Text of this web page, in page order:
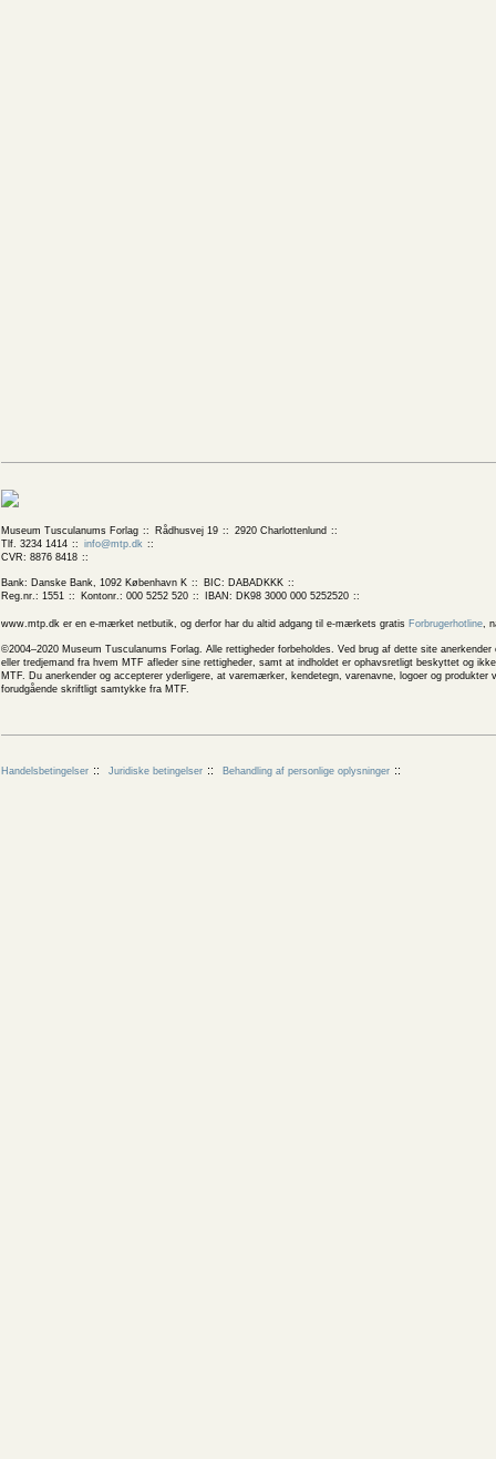
Museum Tusculanums Forlag Rådhusvej 19
2920 Charlottenlund
Tlf. 3234 1414
info@mtp.dk
CVR: 8876 8418
Bank: Danske Bank, 1092 København K
BIC: DABADKKK
Reg.nr.: 1551
Kontonr.: 000 5252 520 IBAN: DK98 3000 000 5252520
www.mtp.dk er en e-mærket netbutik, og derfor har du altid adgang til e-mærkets gratis Forbrugerhotline,
©2004–2020 Museum Tusculanums Forlag. Alle rettigheder forbeholdes. Ved brug af dette site
eller tredjemand fra hvem MTF afleder sine rettigheder, samt at indholdet er ophavsretligt beskyttet og
MTF. Du anerkender og accepterer yderligere, at varemærker, kendetegn, varenavne, logoer og
forudgående skriftligt samtykke fra MTF.
Handelsbetingelser Juridiske betingelser Behandling af personlige oplysninger